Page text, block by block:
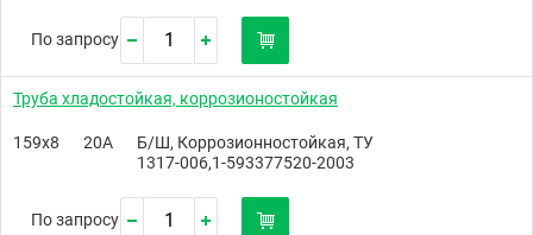
По запросу
Труба хладостойкая, коррозионостойкая
159х8 20А
Б/Ш, Коррозионностойкая, ТУ
1317-006,1-593377520-2003
По запросу